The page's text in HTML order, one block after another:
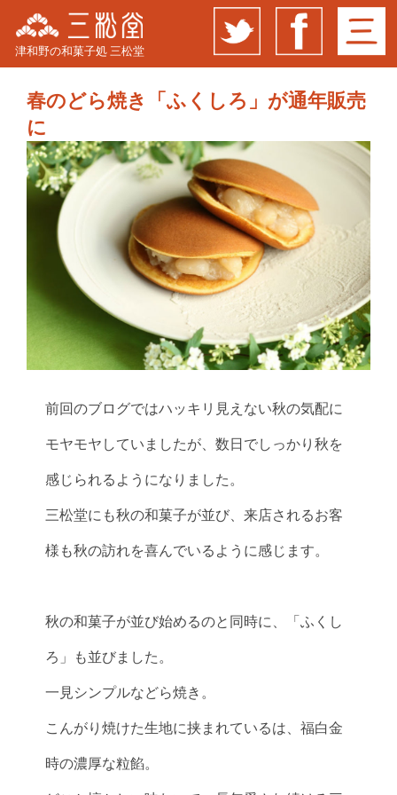
津和野の和菓子処 三松堂
春のどら焼き「ふくしろ」が通年販売
に
前回のブログではハッキリ見えない秋の気配に
モヤモヤしていましたが、数日でしっかり秋を
感じられるようになりました。
三松堂にも秋の和菓子が並び、来店されるお客
様も秋の訪れを喜んでいるように感じます。
秋の和菓子が並び始めるのと同時に、「ふくし
ろ」も並びました。
一見シンプルなどら焼き。
こんがり焼けた生地に挟まれているは、福白金
時の濃厚な粒餡。